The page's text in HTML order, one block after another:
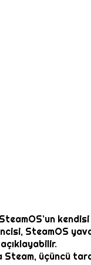
SteamOS
açıklayabilir.
üçüncü